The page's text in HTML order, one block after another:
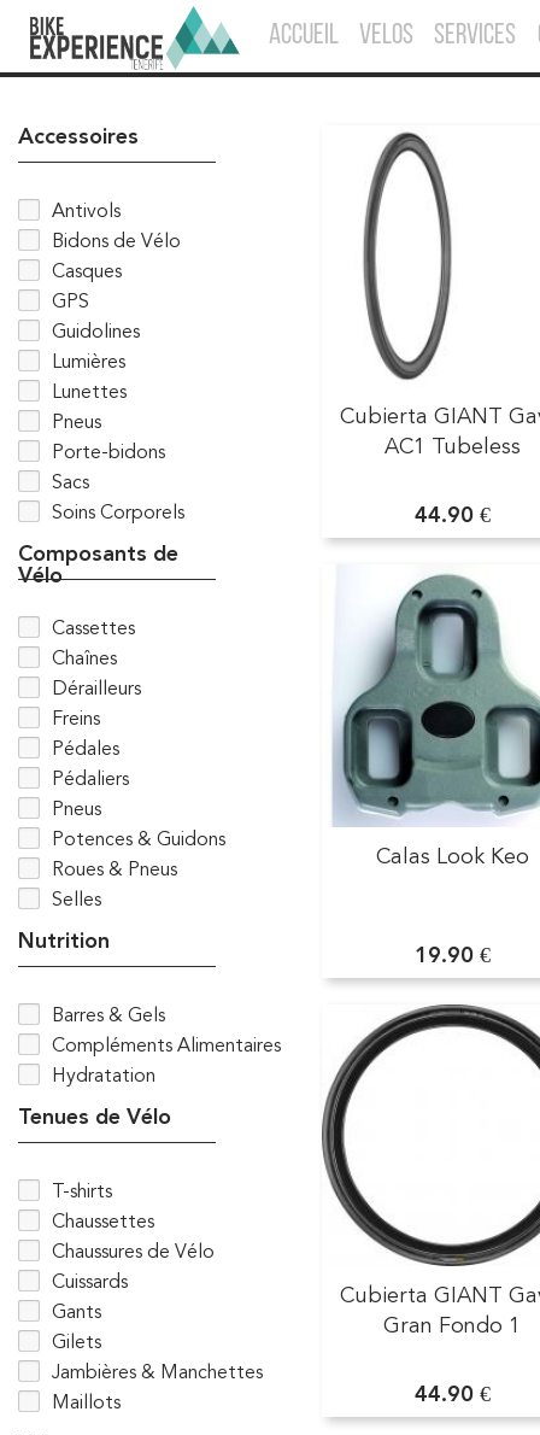
ACCUEIL VELOS SERVICES
Accessoires
Antivols
Bidons de Vélo
Casques
GPS
Guidolines
Lumières
Lunettes
Pneus
Porte-bidons
Sacs
Soins Corporels
Composants de
Vélo
Cassettes
Chaînes
Dérailleurs
Freins
Pédales
Pédaliers
Pneus
Potences & Guidons
Roues & Pneus
Selles
Nutrition
Barres & Gels
Compléments Alimentaires
Hydratation
Tenues de Vélo
T-shirts
Chaussettes
Chaussures de Vélo
Cuissards
Gants
Gilets
Jambières & Manchettes
Maillots
Cubierta GIANT
AC1 Tubeless
44.90 €
Calas Look Keo
19.90 €
Cubierta GIANT
Gran Fondo 1
44.90 €